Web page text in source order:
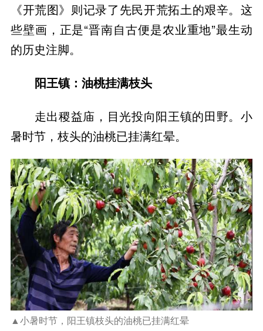
《开荒图》则记录了先民开荒拓土的艰辛。这
些壁画，正是“晋南自古便是农业重地”最生动
的历史注脚。
阳王镇：油桃挂满枝头
走出稷益庙，目光投向阳王镇的田野。小
暑时节，枝头的油桃已挂满红晕。
▲小暑时节，阳王镇枝头的油桃已挂满红晕